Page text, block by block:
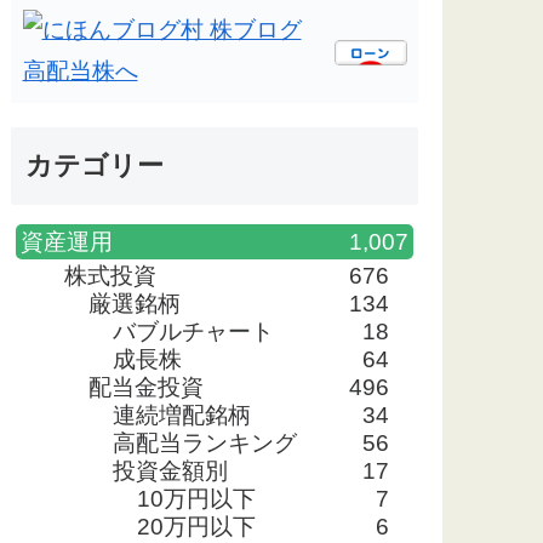
カテゴリー
資産運用
1,007
株式投資
676
厳選銘柄
134
バブルチャート
18
成長株
64
配当金投資
496
連続増配銘柄
34
高配当ランキング
56
投資金額別
17
10万円以下
7
20万円以下
6